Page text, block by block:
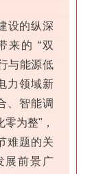
设的纵深
来的 “双
与能源低
力领域新
、智能调
为整"，
难题的关
展前景广